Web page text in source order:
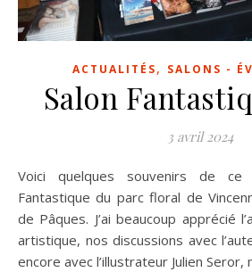
ACTUALITÉS, SALONS -
Salon
3 avril 2024
Voici quelques souvenirs de ce tout dernier Salon
Fantastique du parc floral de
de Pâques. J’ai beaucoup apprécié
artistique, nos discussions avec
encore avec l’illustrateur Julien